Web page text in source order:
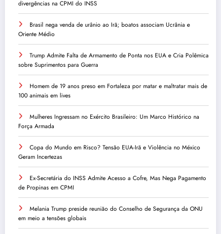
divergências na CPMI do INSS
Brasil nega venda de urânio ao Irã; boatos associam Ucrânia e
Oriente Médio
Trump Admite Falta de Armamento de Ponta nos EUA e Cria Polêmica
sobre Suprimentos para Guerra
Homem de 19 anos preso em Fortaleza por matar e maltratar mais de
100 animais em lives
Mulheres Ingressam no Exército Brasileiro: Um Marco Histórico na
Força Armada
Copa do Mundo em Risco? Tensão EUA-Irã e Violência no México
Geram Incertezas
Ex-Secretária do INSS Admite Acesso a Cofre, Mas Nega Pagamento
de Propinas em CPMI
Melania Trump preside reunião do Conselho de Segurança da ONU
em meio a tensões globais